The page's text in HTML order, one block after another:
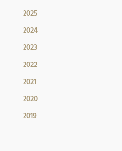
2025
2024
2023
2022
2021
2020
2019